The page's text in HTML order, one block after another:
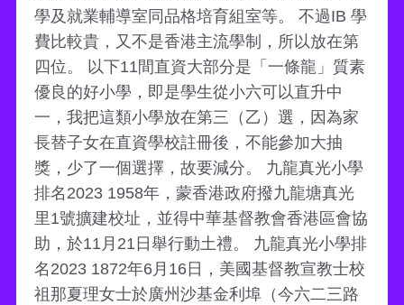
學及就業輔導室同品格培育組室等。 不過IB 學
費比較貴，又不是香港主流學制，所以放在第
四位。 以下11間直資大部分是「一條龍」質素
優良的好小學，即是學生從小六可以直升中
一，我把這類小學放在第三（乙）選，因為家
長替子女在直資學校註冊後，不能參加大抽
獎，少了一個選擇，故要減分。 九龍真光小學
排名2023 1958年，蒙香港政府撥九龍塘真光
里1號擴建校址，並得中華基督教會香港區會協
助，於11月21日舉行動土禮。 九龍真光小學排
名2023 1872年6月16日，美國基督教宣教士校
祖那夏理女士於廣州沙基金利埠（今六二三路